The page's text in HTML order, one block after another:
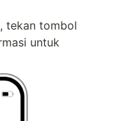
tekan tombol
untuk